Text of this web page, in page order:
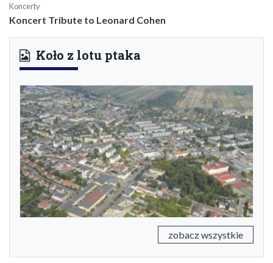
Koncerty
Koncert Tribute to Leonard Cohen
Koło z lotu ptaka
Previous Next
zobacz wszystkie